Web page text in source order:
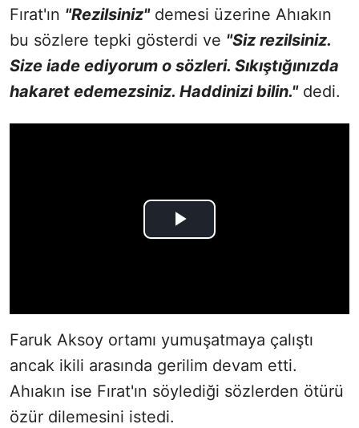
Fırat'ın "Rezilsiniz"demesi üzerine Ahıakın
bu sözlere tepki gösterdi ve "Siz rezilsiniz.
Size iade ediyorum o sözleri. Sıkıştığınızda
hakaret edemezsiniz. Haddinizi bilin."dedi.
Faruk Aksoy ortamı yumuşatmaya çalıştı
ancak ikili arasında gerilim devam etti.
Ahıakın ise Fırat'ın söylediği sözlerden ötürü
özür dilemesini istedi.